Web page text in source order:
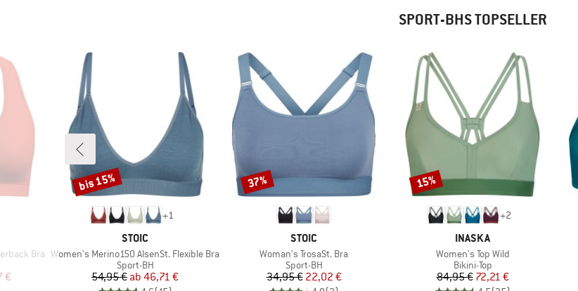
SPORT-BHS TOPSELLER
Bra
Preis
€
+1
MARKE
STOIC
Artikel
Women's Merino150 AlsenSt. Flexible Bra
Produktgruppe
Sport-BH
Preis
54,95 € reduzierter Preis
ab 46,71 €
Rabatt
bis 15%
MARKE
STOIC
Artikel
Woman's TrosaSt. Bra
Produktgruppe
Sport-BH
Preis
34,95 €reduzierter Preis
22,02 €
Rabatt
37%
+2
MARKE
INASKA
Artikel
Women's Top Wild
Produktgruppe
Bikini-Top
Preis
84,95 €reduzierter Preis
72,21 €
Rabatt
15%